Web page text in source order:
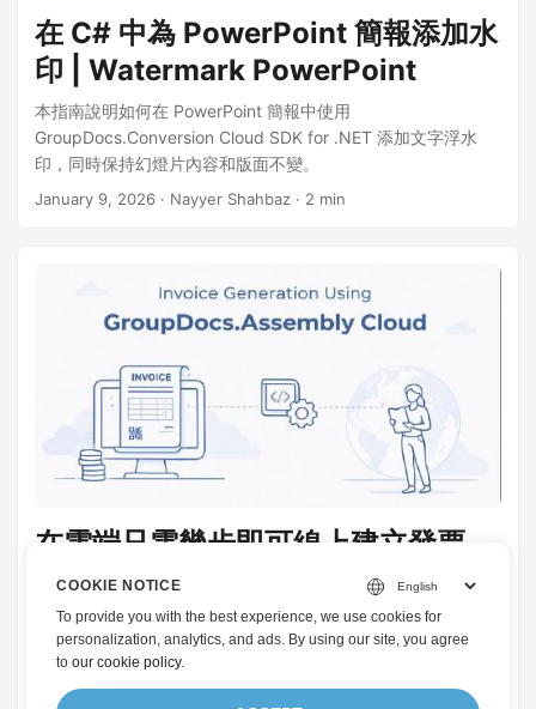
在 C# 中為 PowerPoint 簡報添加水
印 | Watermark PowerPoint
本指南說明如何在 PowerPoint 簡報中使用
GroupDocs.Conversion Cloud SDK for .NET 添加文字浮水
印，同時保持幻燈片內容和版面不變。
January 9, 2026 · Nayyer Shahbaz · 2 min
在雲端只需幾步即可線上建立發票
本指南說明如何在 Word 或 LibreOffice 等本機編輯器中建立發
票範本，將其儲存於 GroupDocs 雲端儲存，提供 JSON 資
料，並使用 Assembly Cloud .NET SDK 或純 cURL 產生完成
的 DOCX 或 PDF 發票。
January 8, 2026
COOKIE NOTICE
To provide you with the best experience, we use cookies for
personalization, analytics, and ads. By using our site, you agree
toour cookie policy.